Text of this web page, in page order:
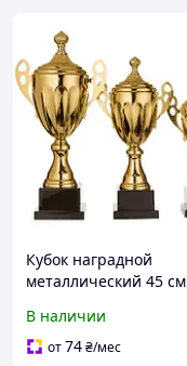
Кубок наградной
металлический 45 см
В наличии
от74₴/мес